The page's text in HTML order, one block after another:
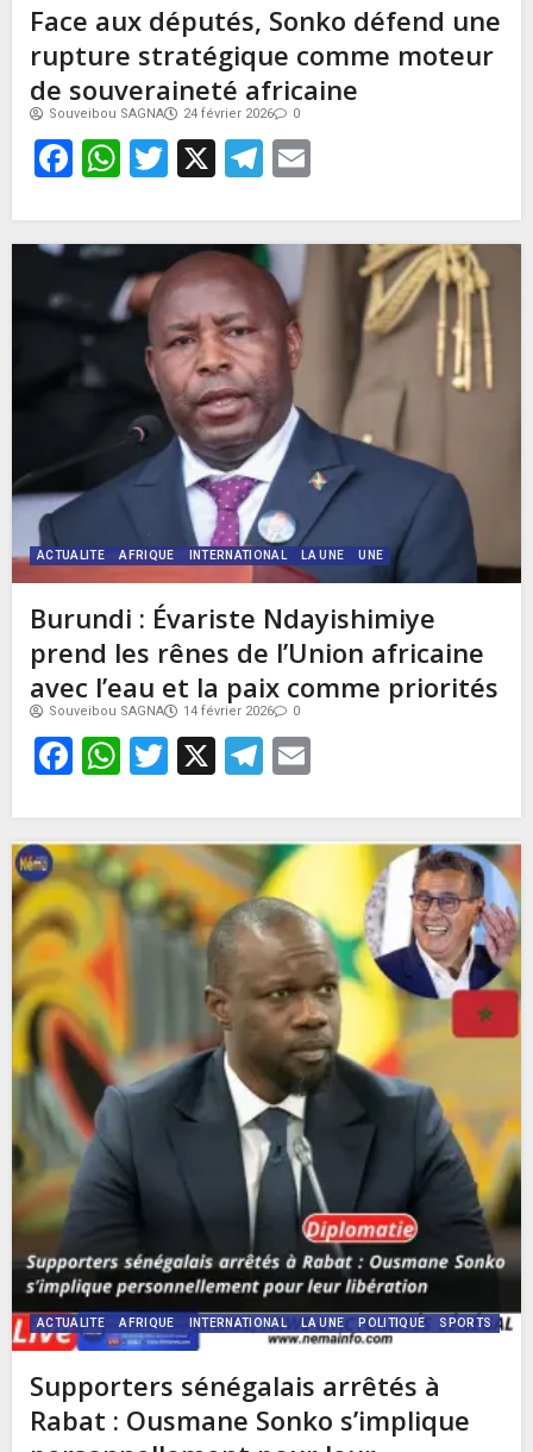
Face aux députés, Sonko défend une
rupture stratégique comme moteur
de souveraineté africaine
Souveibou SAGNA 24 février 2026 0
Facebook
WhatsApp
Twitter
X Telegram
ACTUALITE AFRIQUE INTERNATIONAL LA UNE UNE
Burundi : Évariste Ndayishimiye
prend les rênes de l’Union africaine
avec l’eau et la paix comme priorités
Souveibou SAGNA 14 février 2026 0
Facebook
WhatsApp
Twitter
X Telegram
ACTUALITE AFRIQUE INTERNATIONAL LA UNE POLITIQUE SPORTS
Supporters sénégalais arrêtés à
Rabat : Ousmane Sonko s’implique